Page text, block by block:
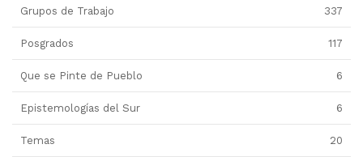
Grupos de Trabajo 337
Posgrados 117
Que se Pinte de Pueblo 6
Epistemologías del Sur 6
Temas 20